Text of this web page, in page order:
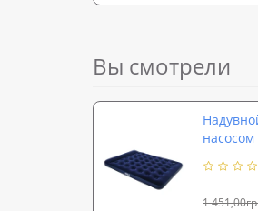
Вы смотрели
насосом
1